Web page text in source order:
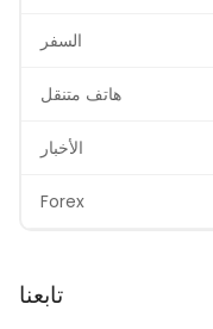
السفر
هاتف متنقل
الأخبار
Forex
تابعنا